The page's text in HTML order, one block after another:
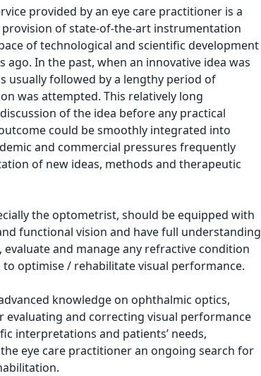
provided by an eye care practitioner is a
of state-of-the-art instrumentation
of technological and scientific development
ago. In the past, when an innovative idea was
usually followed by a lengthy period of
was attempted. This relatively long
of the idea before any practical
could be smoothly integrated into
and commercial pressures frequently
of new ideas, methods and therapeutic
the optometrist, should be equipped with
functional vision and have full understanding
and manage any refractive condition
optimise / rehabilitate visual performance.
knowledge on ophthalmic optics,
evaluating and correcting visual performance
interpretations and patients’ needs,
eye care practitioner an ongoing search for